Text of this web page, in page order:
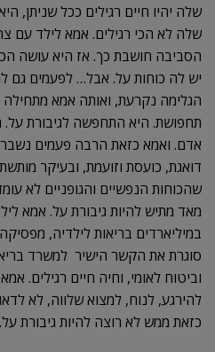
שלה יהיו חיים רגילים ככל שניתן,
שלה לא הכי רגילים. אמא לילד עם
הסביבה חושבת כך. אז היא עושה
יש לה כוחות על. אבל… לפעמים גם
הגלימה נקרעת, ואותה אמא מתחילה
תחפושת. היא התחפשה לגיבורת על.
אדם. ואמא כזאת הרבה פעמים
דואגת, כועסת וזועמת, ובעיקר
שהכוחות הנפשיים והגופניים לא
מאד מתיש להיות גיבורת על. אמא
במיליארדים בריאות לילדיה,
סוגרת את הקשר הישיר למשרד
וביטוח לאומי, וחיה חיים רגילים.
להירגע, לנוח, למצוא שלווה, לא
כזאת ממש לא רוצה להיות גיבורת על.